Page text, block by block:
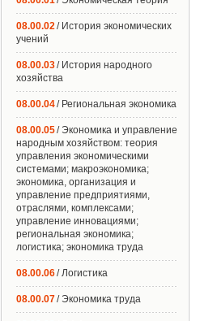
08.00.02/ История экономических
учений
08.00.03/ История народного
хозяйства
08.00.04/ Региональная экономика
08.00.05/ Экономика и управление
народным хозяйством: теория
управления экономическими
системами; макроэкономика;
экономика, организация и
управление предприятиями,
отраслями, комплексами;
управление инновациями;
региональная экономика;
логистика; экономика труда
08.00.06/ Логистика
08.00.07/ Экономика труда